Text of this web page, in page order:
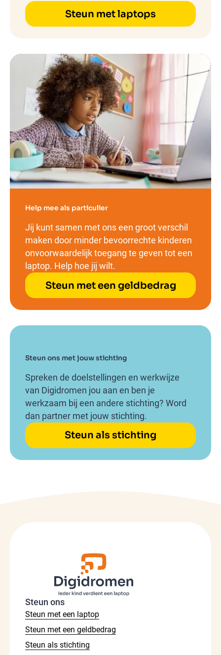
Steun met laptops
Help mee als particulier
Jij kunt samen met ons een groot verschil
maken door minder bevoorrechte kinderen
onvoorwaardelijk toegang te geven tot een
laptop. Help hoe jij wilt.
Steun met een geldbedrag
Steun ons met jouw stichting
Spreken de doelstellingen en werkwijze
van Digidromen jou aan en ben je
werkzaam bij een andere stichting? Word
dan partner met jouw stichting.
Steun als stichting
Steun ons
Steun met een laptop
Steun met een geldbedrag
Steun als stichting